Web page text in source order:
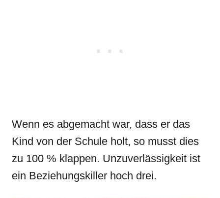
Wenn es abgemacht war, dass er das
Kind von der Schule holt, so musst dies
zu 100 % klappen. Unzuverlässigkeit ist
ein Beziehungskiller hoch drei.